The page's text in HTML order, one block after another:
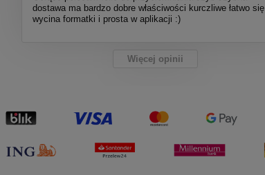
dostawa ma bardzo dobre właściwości kurczliwe łatwo się
wycina formatki i prosta w aplikacji :)
Więcej opinii